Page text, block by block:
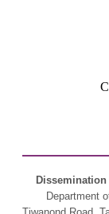
Department